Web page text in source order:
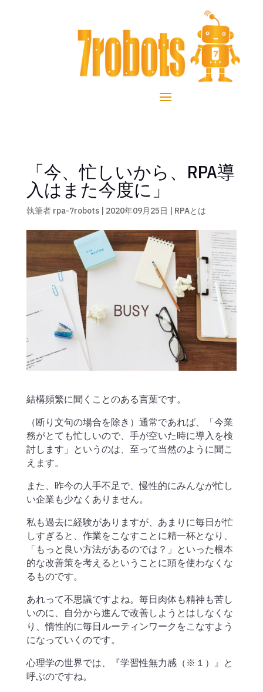
「今、忙しいから、RPA導
入はまた今度に」
執筆者 rpa-7robots| 2020年09月25日 | RPAとは
結構頻繁に聞くことのある言葉です。
（断り文句の場合を除き）通常であれば、「今業
務がとても忙しいので、手が空いた時に導入を検
討します」というのは、至って当然のように聞こ
えます。
また、昨今の人手不足で、慢性的にみんなが忙し
い企業も少なくありません。
私も過去に経験がありますが、あまりに毎日が忙
しすぎると、作業をこなすことに精一杯となり、
「もっと良い方法があるのでは？」といった根本
的な改善策を考えるということに頭を使わなくな
るものです。
あれって不思議ですよね。毎日肉体も精神も苦し
いのに、自分から進んで改善しようとはしなくな
り、惰性的に毎日ルーティンワークをこなすよう
になっていくのです。
心理学の世界では、『学習性無力感（※１）』と
呼ぶのですね。